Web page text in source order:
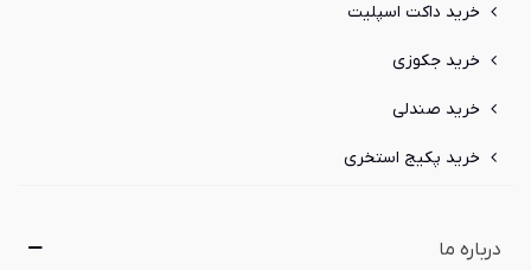
خرید داکت اسپلیت
خرید جکوزی
خرید صندلی
خرید پکیج استخری
درباره ما